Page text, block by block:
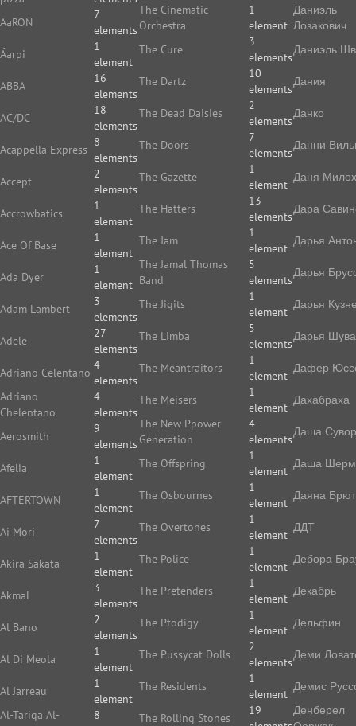
AaRON
7
elements
Áarpi
1
element
ABBA
16
elements
AC/DC
18
elements
Acappella Express
8
elements
Accept
2
elements
Accrowbatics
1
element
Ace Of Base
1
element
Ada Dyer
1
element
Adam Lambert
3
elements
Adele
27
elements
Adriano Celentano
4
elements
Adriano
Chelentano
4
elements
Aerosmith
9
elements
Afelia
1
element
AFTERTOWN
1
element
Ai Mori
7
elements
Akira Sakata
1
element
Akmal
3
elements
Al Bano
2
elements
Al Di Meola
1
element
Al Jarreau
1
element
Al-Tariqa Al-
8
The Cinematic
Orchestra
1
element
The Cure
3
elements
The Dartz
10
elements
The Dead Daisies
2
elements
The Doors
7
elements
The Gazette
1
element
The Hatters
13
elements
The Jam
1
element
The Jamal Thomas
Band
5
elements
The Jigits
1
element
The Limba
5
elements
The Meantraitors
1
element
The Meisers
1
element
The New Ppower
Generation
4
elements
The Offspring
1
element
The Osbournes
1
element
The Overtones
1
element
The Police
1
element
The Pretenders
1
element
The Ptodigy
1
element
The Pussycat Dolls
2
elements
The Residents
1
element
The Rolling Stones
19
Даниэль
Лозакович
Даниэль
Дания
Данко
Данни
Даня
Дара
Дарья
Дарья
Дарья
Дарья
Дафер
Дахабраха
Даша
Даша
Даяна Брют
ДДТ
Дебора
Декабрь
Дельфин
Деми
Демис
Денберел